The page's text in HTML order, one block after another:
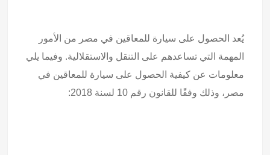
يُعد الحصول على سيارة للمعاقين في مصر من الأمور
المهمة التي تساعدهم على التنقل والاستقلالية. وفيما يلي
معلومات عن كيفية الحصول على سيارة للمعاقين في
مصر، وذلك وفقًا للقانون رقم 10 لسنة 2018: